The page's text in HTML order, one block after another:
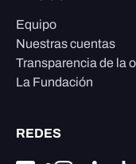
Equipo
Nuestras cuentas
Transparencia de la
La Fundación
REDES